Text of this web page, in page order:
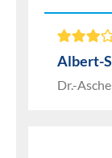
Albert-
Dr.-